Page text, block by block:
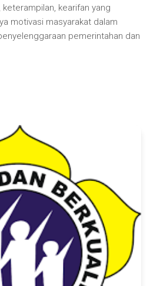
kearifan yang
motivasi masyarakat dalam
pemerintahan dan